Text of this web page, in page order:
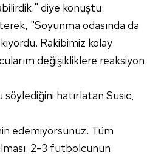
diye konuştu.
"Soyunma odasında da
Rakibimiz kolay
değişikliklere reaksiyon
hatırlatan Susic,
edemiyorsunuz. Tüm
2-3 futbolcunun